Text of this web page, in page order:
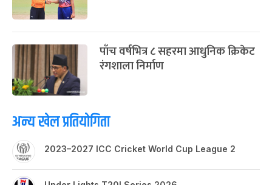
पाँच वर्षभित्र ८ सहरमा आधुनिक क्रिकेट
रंगशाला निर्माण
अन्य खेल प्रतियोगिता
2023–2027 ICC Cricket World Cup League 2